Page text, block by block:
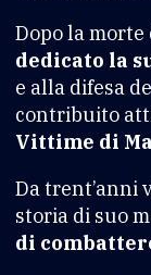
Dopo la morte
dedicato la
e alla difesa
contribuito
Vittime di
Da trent’anni
storia di suo
di